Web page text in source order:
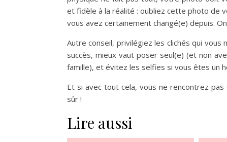
et fidèle à la réalité : oubliez cette photo de
vous avez certainement changé(e) depuis.
Autre conseil, privilégiez les clichés qui
succès, mieux vaut poser seul(e) (et non
famille), et évitez les selfies si vous êtes un
Et si avec tout cela, vous ne rencontrez pas
sûr !
Lire aussi